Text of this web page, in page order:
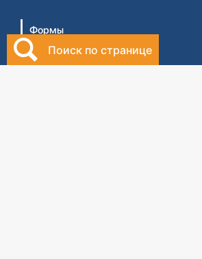
Поиск по странице
Формы
Правовая база